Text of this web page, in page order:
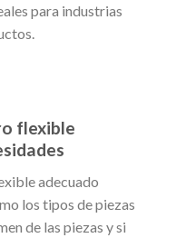
para industrias
flexible
adecuado
los tipos de piezas
de las piezas y si